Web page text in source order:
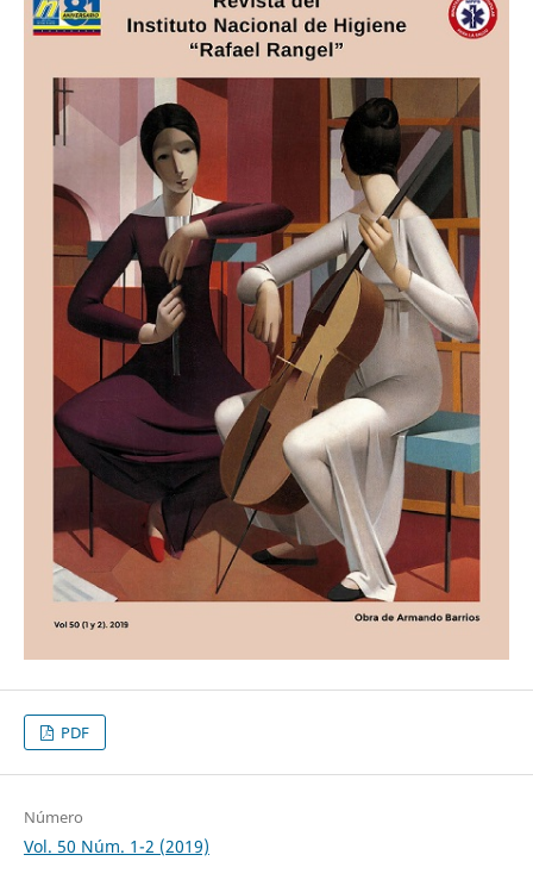
PDF
Número
Vol. 50 Núm. 1-2 (2019)